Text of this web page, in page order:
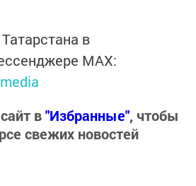
в
MАХ:
в"Избранные", чтобы
свежих новостей